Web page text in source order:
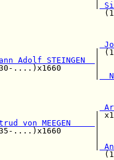
Adolf STEINGEN
(1630-
|
|
von MEEGEN
(1635-